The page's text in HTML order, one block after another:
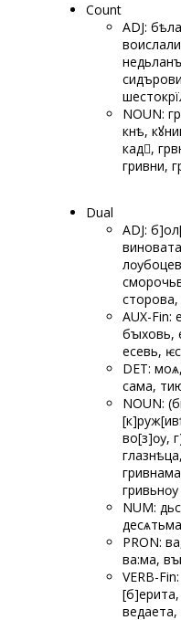
Count
ADJ:
шестокрї
NOUN:
кнѣ,
кад,
гривни,
Dual
ADJ:
лѹ
AUX-Fin:
бꙑховь,
есевь,
DET:
сама,
NOUN:
во[з]ѹ,
гривна
гривьнѹ
NUM:
PRON:
ва:ма,
VERB-